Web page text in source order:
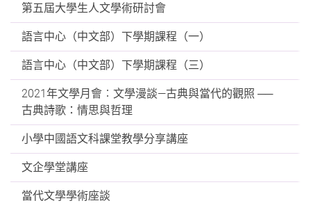
第五屆大學生人文學術研討會
語言中心（中文部）下學期課程（一）
語言中心（中文部）下學期課程（三）
2021年文學月會︰文學漫談—古典與當代的觀照 ──
古典詩歌：情思與哲理
小學中國語文科課堂教學分享講座
文企學堂講座
當代文學學術座談